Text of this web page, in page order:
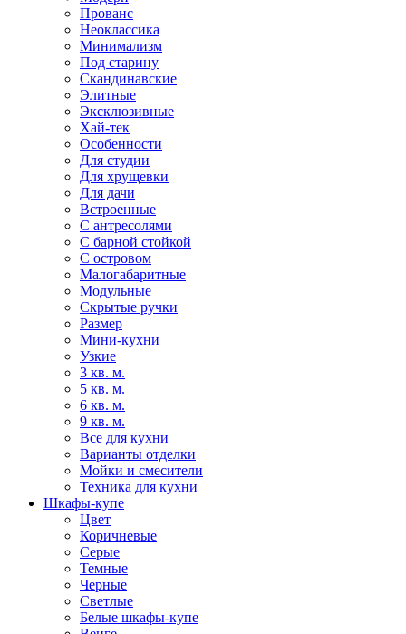
Прованс
Неоклассика
Минимализм
Под старину
Скандинавские
Элитные
Эксклюзивные
Хай-тек
Особенности
Для студии
Для хрущевки
Для дачи
Встроенные
С антресолями
С барной стойкой
С островом
Малогабаритные
Модульные
Скрытые ручки
Размер
Мини-кухни
Узкие
3 кв. м.
5 кв. м.
6 кв. м.
9 кв. м.
Все для кухни
Варианты отделки
Мойки и смесители
Техника для кухни
Шкафы-купе
Цвет
Коричневые
Серые
Темные
Черные
Светлые
Белые шкафы-купе